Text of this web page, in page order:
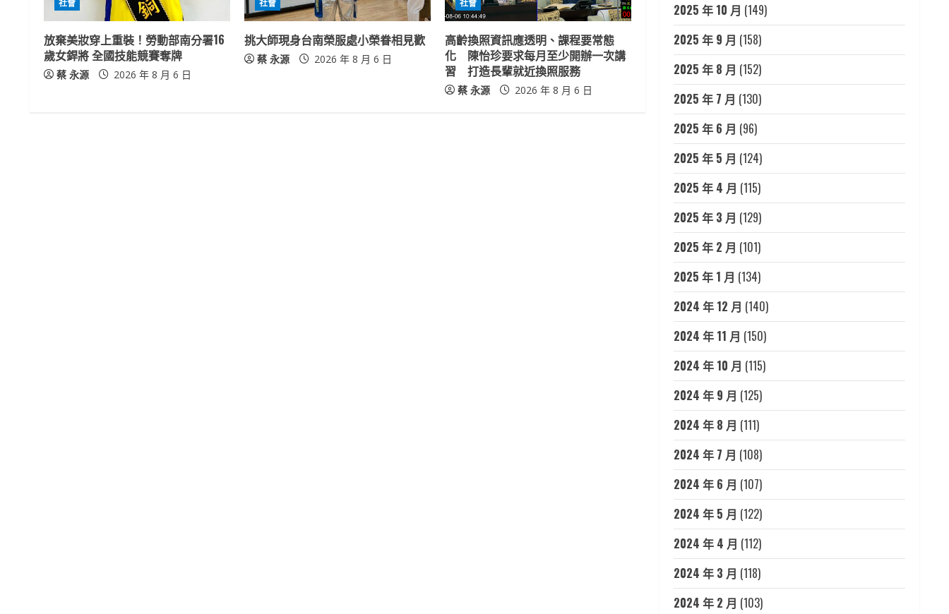
e
a
d
社會
放棄美妝穿上重裝！勞動部南分署16
歲女銲將 全國技能競賽奪牌
蔡 永源 2026 年 8 月 6 日
社會
挑大師現身台南榮服處小榮眷相見歡
蔡 永源 2026 年 8 月 6 日
社會
高齡換照資訊應透明、課程要常態
化 陳怡珍要求每月至少開辦一次講
習 打造長輩就近換照服務
蔡 永源 2026 年 8 月 6 日
2025 年 10 月 (149)
2025 年 9 月 (158)
2025 年 8 月 (152)
2025 年 7 月 (130)
2025 年 6 月 (96)
2025 年 5 月 (124)
2025 年 4 月 (115)
2025 年 3 月 (129)
2025 年 2 月 (101)
2025 年 1 月 (134)
2024 年 12 月 (140)
2024 年 11 月 (150)
2024 年 10 月 (115)
2024 年 9 月 (125)
2024 年 8 月 (111)
2024 年 7 月 (108)
2024 年 6 月 (107)
2024 年 5 月 (122)
2024 年 4 月 (112)
2024 年 3 月 (118)
2024 年 2 月 (103)